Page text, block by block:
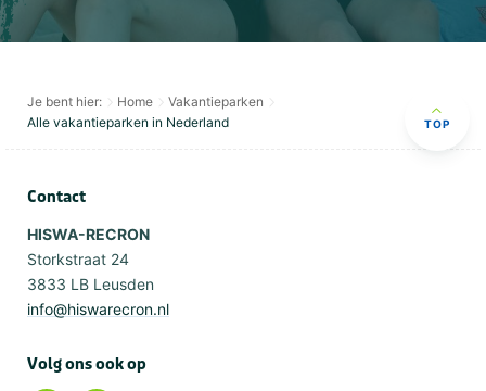
Je bent hier: Home
Vakantieparken
Alle vakantieparken in Nederland
TOP
Contact
HISWA-RECRON
Storkstraat 24
3833 LB Leusden
info@hiswarecron.nl
Volg ons ook op